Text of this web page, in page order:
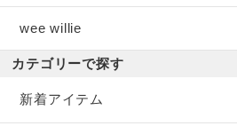
wee willie
カテゴリーで探す
新着アイテム